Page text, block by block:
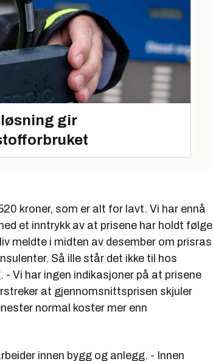
gir
kroner, som er alt for lavt. Vi har ennå
et inntrykk av at prisene har holdt følge
meldte i midten av desember om prisras
Så ille står det ikke til hos
Vi har ingen indikasjoner på at prisene
at gjennomsnittsprisen skjuler
normal koster mer enn
innen bygg og anlegg. - Innen